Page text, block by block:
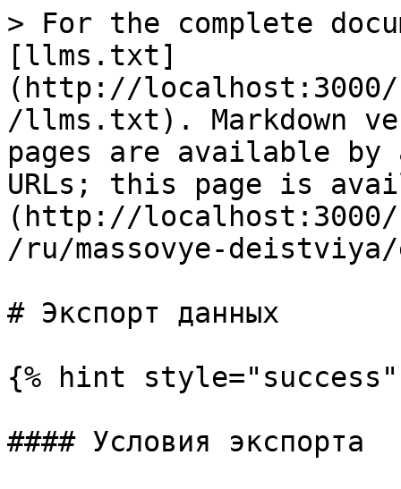
> For the complete
[llms.txt]
(http://
/llms.txt). Markdown
pages are available by
URLs; this page is
(http://
/ru/massovye-
# Экспорт данных
{% hint style="success"
#### Условия экспорта